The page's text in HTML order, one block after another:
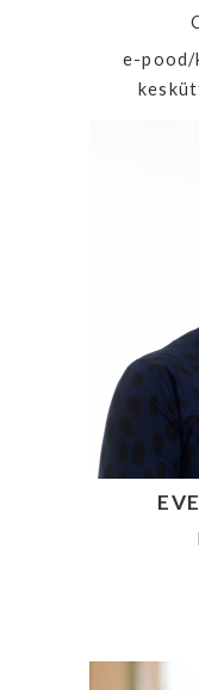
e-pood/